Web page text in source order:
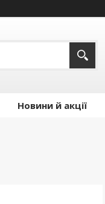
Новини й акції